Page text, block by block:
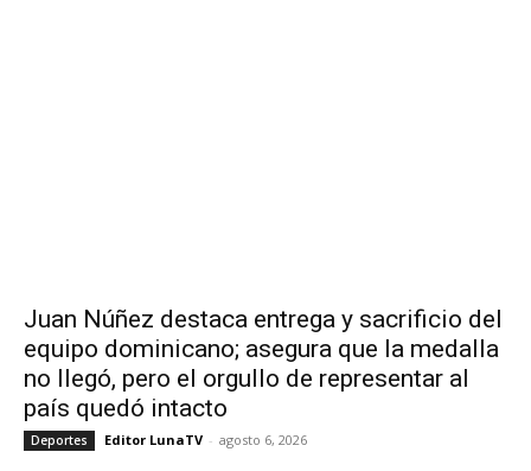
Juan Núñez destaca entrega y sacrificio del
equipo dominicano; asegura que la medalla
no llegó, pero el orgullo de representar al
país quedó intacto
Deportes Editor LunaTV - agosto 6, 2026